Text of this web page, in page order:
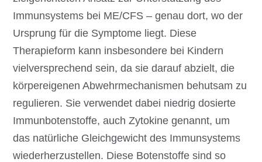
Immunsystems bei ME/CFS – genau dort, wo der
Ursprung für die Symptome liegt. Diese
Therapieform kann insbesondere bei Kindern
vielversprechend sein, da sie darauf abzielt, die
körpereigenen Abwehrmechanismen behutsam zu
regulieren. Sie verwendet dabei niedrig dosierte
Immunbotenstoffe, auch Zytokine genannt, um
das natürliche Gleichgewicht des Immunsystems
wiederherzustellen. Diese Botenstoffe sind so